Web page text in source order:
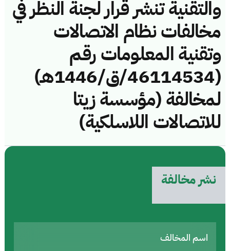
والتقنية تنشر قرار لجنة النظر في
مخالفات نظام الاتصالات
وتقنية المعلومات رقم
(46114534/ق/1446هـ)
لمخالفة (مؤسسة زيتا
للاتصالات اللاسلكية)
نشر مخالفة
اسم المخالف